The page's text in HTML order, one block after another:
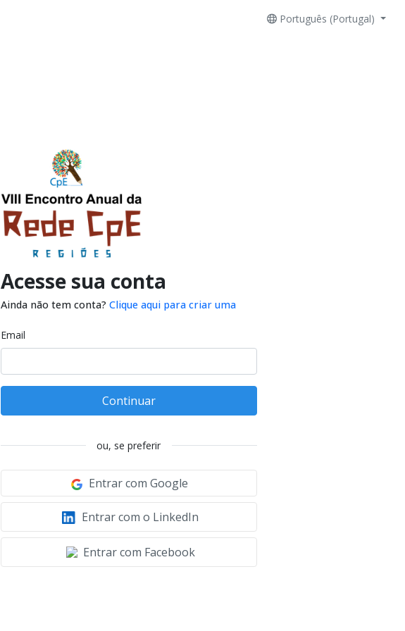
Português (Portugal)
Acesse sua conta
Ainda não tem conta? Clique aqui para criar uma
Email
Continuar
ou, se preferir
Entrar com Google
Entrar com o LinkedIn
Entrar com Facebook